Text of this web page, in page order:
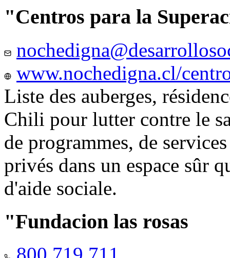
"Centros para la
www.nochedigna.cl/
Liste des auberges,
Chili pour lutter contre le
de programmes, de
privés dans un espace sûr
d'aide sociale.
"Fundacion las rosas